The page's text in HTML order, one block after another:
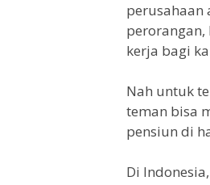
perusahaan
kerja bagi
Nah untuk
teman bisa
pensiun di
Di